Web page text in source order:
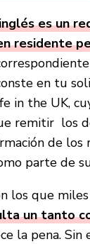
es un
residente
en tu
in the UK,
remitir los
de los
parte de
los que
un tanto
la pena. Sin